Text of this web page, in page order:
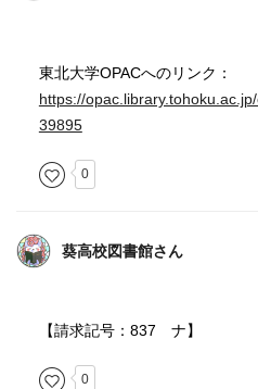
東北大学OPACへのリンク：
https://
39895
0
葵高校図書館さん
【請求記号：837 ナ】
0